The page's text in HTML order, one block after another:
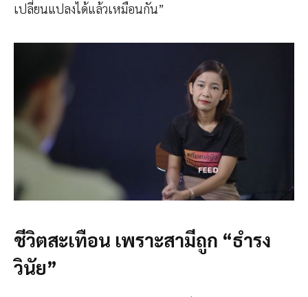
เปลี่ยนแปลงได้แล้วเหมือนกัน”
ชีวิตสะเทือน เพราะสามีถูก “ธำรง
วินัย”